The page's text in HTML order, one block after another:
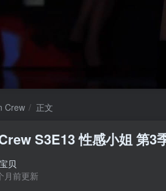
Crew 正文
S3E13 性感小姐 第3
贝
月前更新